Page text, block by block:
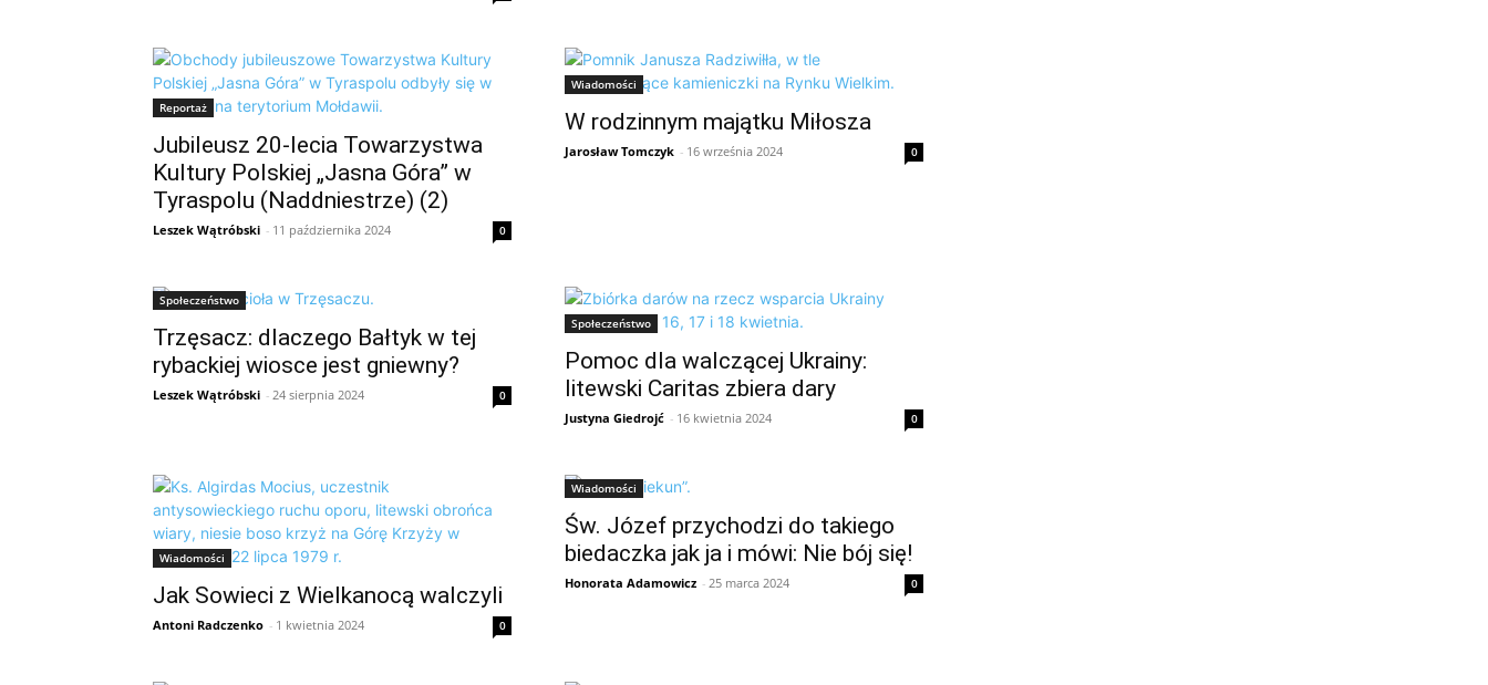
Reportaż
Jubileusz 20-lecia Towarzystwa
Kultury Polskiej „Jasna Góra” w
Tyraspolu (Naddniestrze) (2)
Leszek Wątróbski - 11 października 2024 0
Wiadomości
W rodzinnym majątku Miłosza
Jarosław Tomczyk - 16 września 2024 0
Społeczeństwo
Trzęsacz: dlaczego Bałtyk w tej
rybackiej wiosce jest gniewny?
Leszek Wątróbski - 24 sierpnia 2024 0
Społeczeństwo
Pomoc dla walczącej Ukrainy:
litewski Caritas zbiera dary
Justyna Giedrojć - 16 kwietnia 2024 0
Wiadomości
Jak Sowieci z Wielkanocą walczyli
Antoni Radczenko - 1 kwietnia 2024 0
Wiadomości
Św. Józef przychodzi do takiego
biedaczka jak ja i mówi: Nie bój się!
Honorata Adamowicz - 25 marca 2024 0